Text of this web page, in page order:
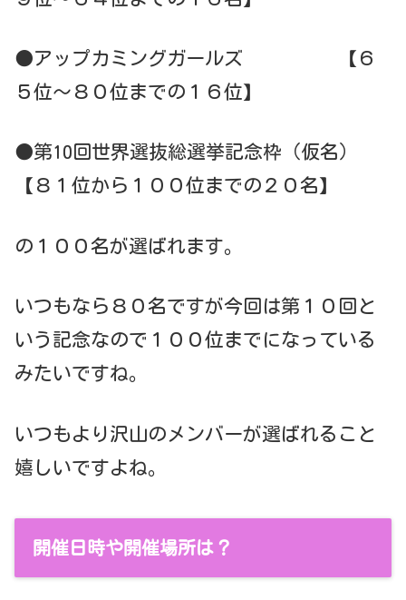
●アップカミングガールズ 【６
５位～８０位までの１６位】
●第10回世界選抜総選挙記念枠（仮名）
【８１位から１００位までの２０名】
の１００名が選ばれます。
いつもなら８０名ですが今回は第１０回と
いう記念なので１００位までになっている
みたいですね。
いつもより沢山のメンバーが選ばれること
嬉しいですよね。
開催日時や開催場所は？